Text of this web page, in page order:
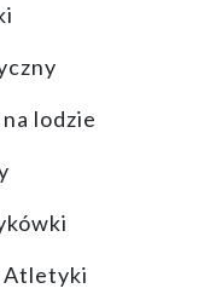
lodzie
Atletyki